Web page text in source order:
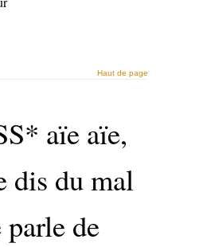
Haut de page
aïe aïe,
dis du mal
de